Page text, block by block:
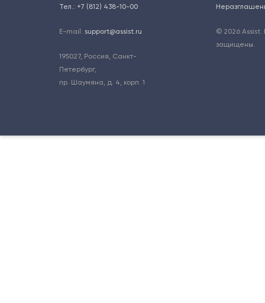
Тел.: +7 (812) 438-10-00
E-mail: support@assist.ru
195027, Россия, Санкт-
Петербург,
пр. Шаумяна, д. 4, корп. 1
© 2026 Assist.
защищены.